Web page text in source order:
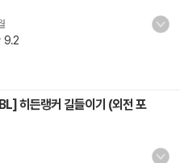
9.2
히든랭커 길들이기 (외전 포